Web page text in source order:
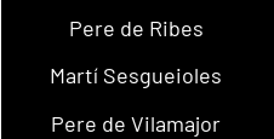
Pere de Ribes
Martí Sesgueioles
Pere de Vilamajor